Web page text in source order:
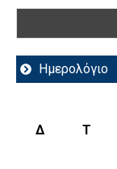
Ημερολόγιο
Δ Τ